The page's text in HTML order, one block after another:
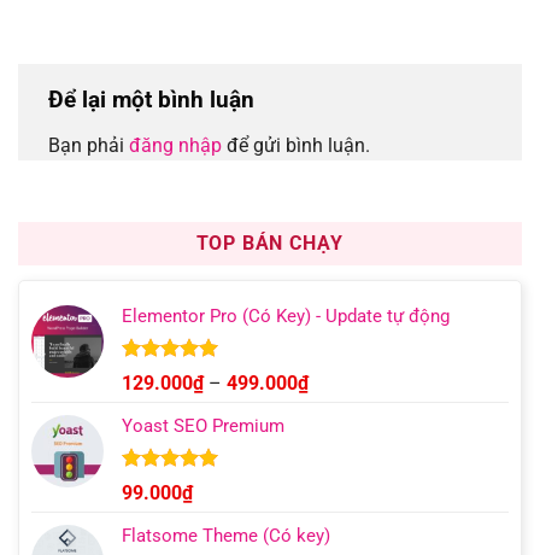
Để lại một bình luận
Bạn phải đăng nhập để gửi bình luận.
TOP BÁN CHẠY
Elementor Pro (Có Key) - Update tự động
Được xếp
hạng 4.93
5 sao
129.000₫ – 499.000₫Khoảng
Yoast SEO Premium
Được xếp
hạng 4.96
5 sao
99.000₫
Flatsome Theme (Có key)